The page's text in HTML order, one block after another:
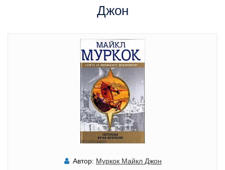
Джон
Автор: Муркок Майкл Джон